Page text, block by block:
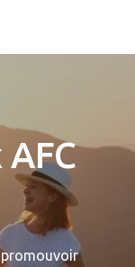
promouvoir